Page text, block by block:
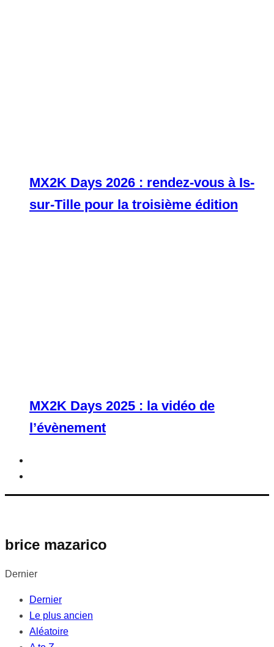
MX2K Days 2026 : rendez-vous à Is-
sur-Tille pour la troisième édition
MX2K Days 2025 : la vidéo de
l’évènement
brice mazarico
Dernier
Dernier
Le plus ancien
Aléatoire